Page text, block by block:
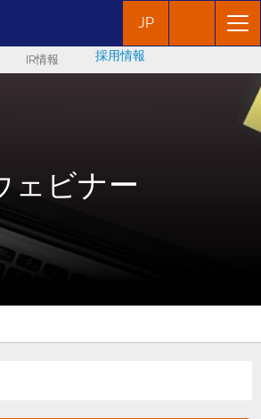
JP
IR情報 採用情報
ェビナー